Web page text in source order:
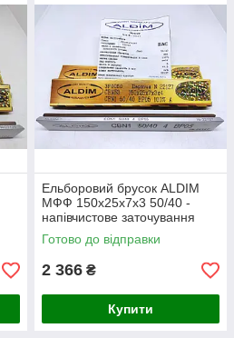
Ельборовий брусок ALDIM
МФФ 150х25х7х3 50/40 -
напівчистове заточування
Готово до відправки
2 366 ₴
Купити